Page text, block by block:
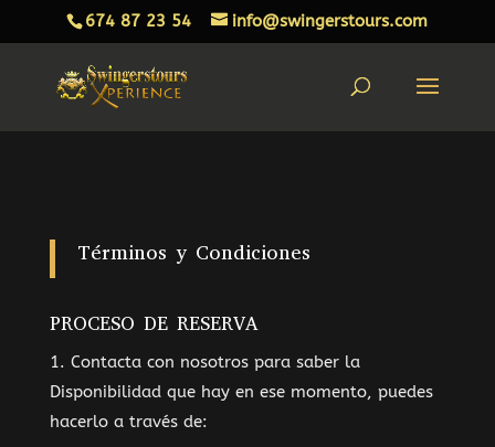
674 87 23 54 info@swingerstours.com
Términos y Condiciones
PROCESO DE RESERVA
1. Contacta con nosotros para saber la
Disponibilidad que hay en ese momento, puedes
hacerlo a través de: